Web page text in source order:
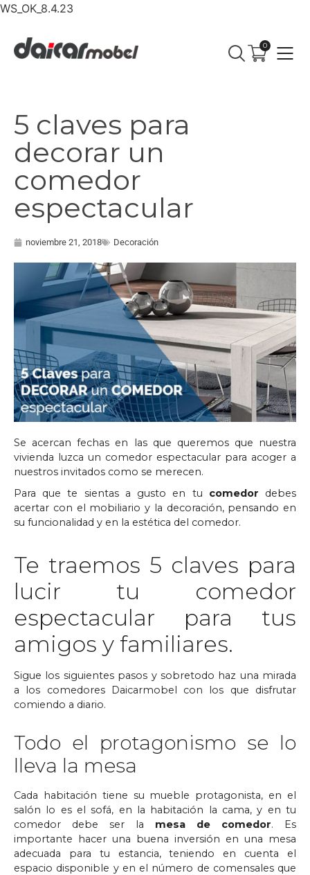
WS_OK_8.4.23
0
5 claves para
decorar un
comedor
espectacular
noviembre 21, 2018 Decoración
Se acercan fechas en las que queremos que nuestra
vivienda luzca un comedor espectacular para acoger a
nuestros invitados como se merecen.
Para que te sientas a gusto en tu comedor debes
acertar con el mobiliario y la decoración, pensando en
su funcionalidad y en la estética del comedor.
Te traemos 5 claves para
lucir tu comedor
espectacular para tus
amigos y familiares.
Sigue los siguientes pasos y sobretodo haz una mirada
a los comedores Daicarmobel con los que disfrutar
comiendo a diario.
Todo el protagonismo se lo
lleva la mesa
Cada habitación tiene su mueble protagonista, en el
salón lo es el sofá, en la habitación la cama, y en tu
comedor debe ser la mesa de comedor. Es
importante hacer una buena inversión en una mesa
adecuada para tu estancia, teniendo en cuenta el
espacio disponible y en el número de comensales que